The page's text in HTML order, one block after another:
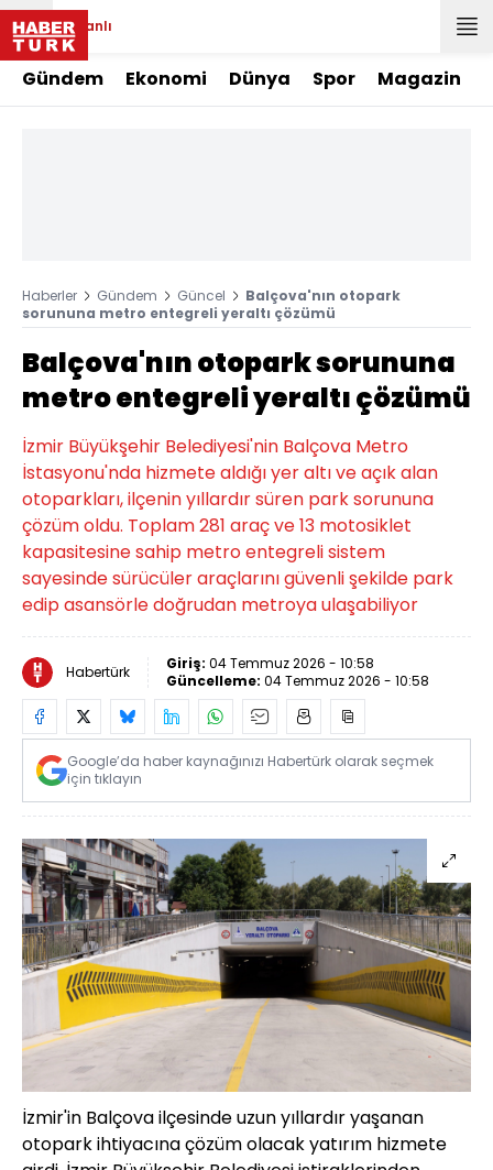
Canlı
Gündem Ekonomi Dünya Spor Magazin
Haberler Gündem Güncel
Balçova'nın otopark
sorununa metro entegreli yeraltı çözümü
Balçova'nın otopark sorununa
metro entegreli yeraltı çözümü
İzmir Büyükşehir Belediyesi'nin Balçova Metro
İstasyonu'nda hizmete aldığı yer altı ve açık alan
otoparkları, ilçenin yıllardır süren park sorununa
çözüm oldu. Toplam 281 araç ve 13 motosiklet
kapasitesine sahip metro entegreli sistem
sayesinde sürücüler araçlarını güvenli şekilde park
edip asansörle doğrudan metroya ulaşabiliyor
Habertürk Giriş: 04 Temmuz 2026 - 10:58
Güncelleme: 04 Temmuz 2026 - 10:58
Google’da haber kaynağınızı Habertürk olarak seçmek
için tıklayın
İzmir'in Balçova ilçesinde uzun yıllardır yaşanan
otopark ihtiyacına çözüm olacak yatırım hizmete